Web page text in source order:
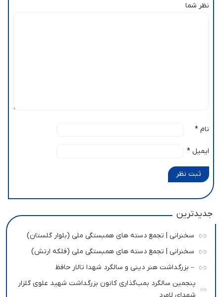
نظر شما
نام *
ایمیل *
ثبت نظر
جدیدترین
سخنرانی | تجمع دسته های همبستگی ملی (بلوار گلستان)
سخنرانی | تجمع دسته های همبستگی ملی (فلکه ارتش)
– بزرگداشت هنر دینی و سالگرد شهدا تالار حافظ
پنجمین سالگرد بمب‌گذاری کانون بزرگداشت شهید علوی گلزار
شهدای لامرد